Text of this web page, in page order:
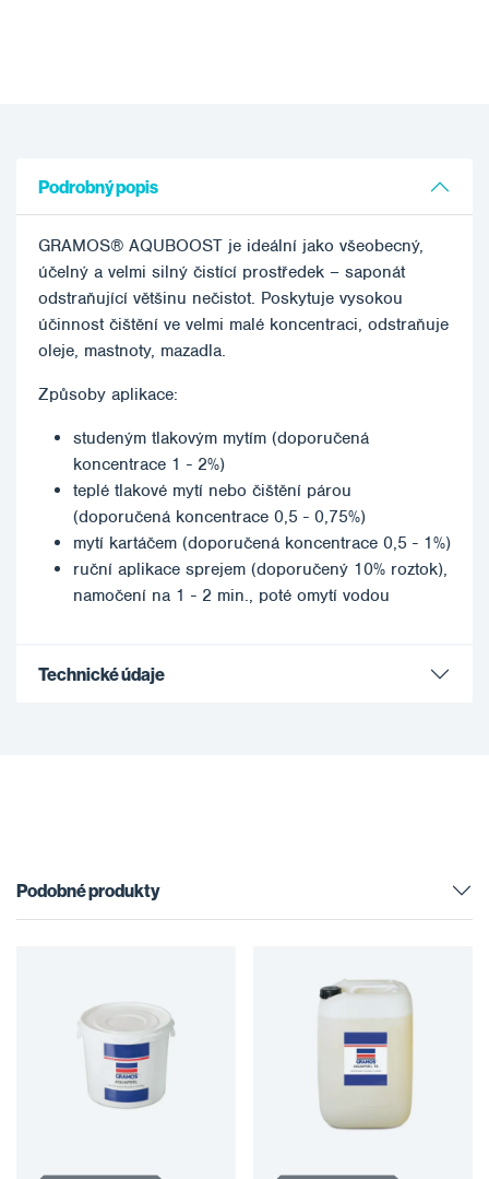
Podrobný popis
GRAMOS® AQUBOOST je ideální jako všeobecný,
účelný a velmi silný čistící prostředek – saponát
odstraňující většinu nečistot. Poskytuje vysokou
účinnost čištění ve velmi malé koncentraci, odstraňuje
oleje, mastnoty, mazadla.
Způsoby aplikace:
studeným tlakovým mytím (doporučená
koncentrace 1 - 2%)
teplé tlakové mytí nebo čištění párou
(doporučená koncentrace 0,5 - 0,75%)
mytí kartáčem (doporučená koncentrace 0,5 - 1%)
ruční aplikace sprejem (doporučený 10% roztok),
namočení na 1 - 2 min., poté omytí vodou
Technické údaje
Podobné produkty